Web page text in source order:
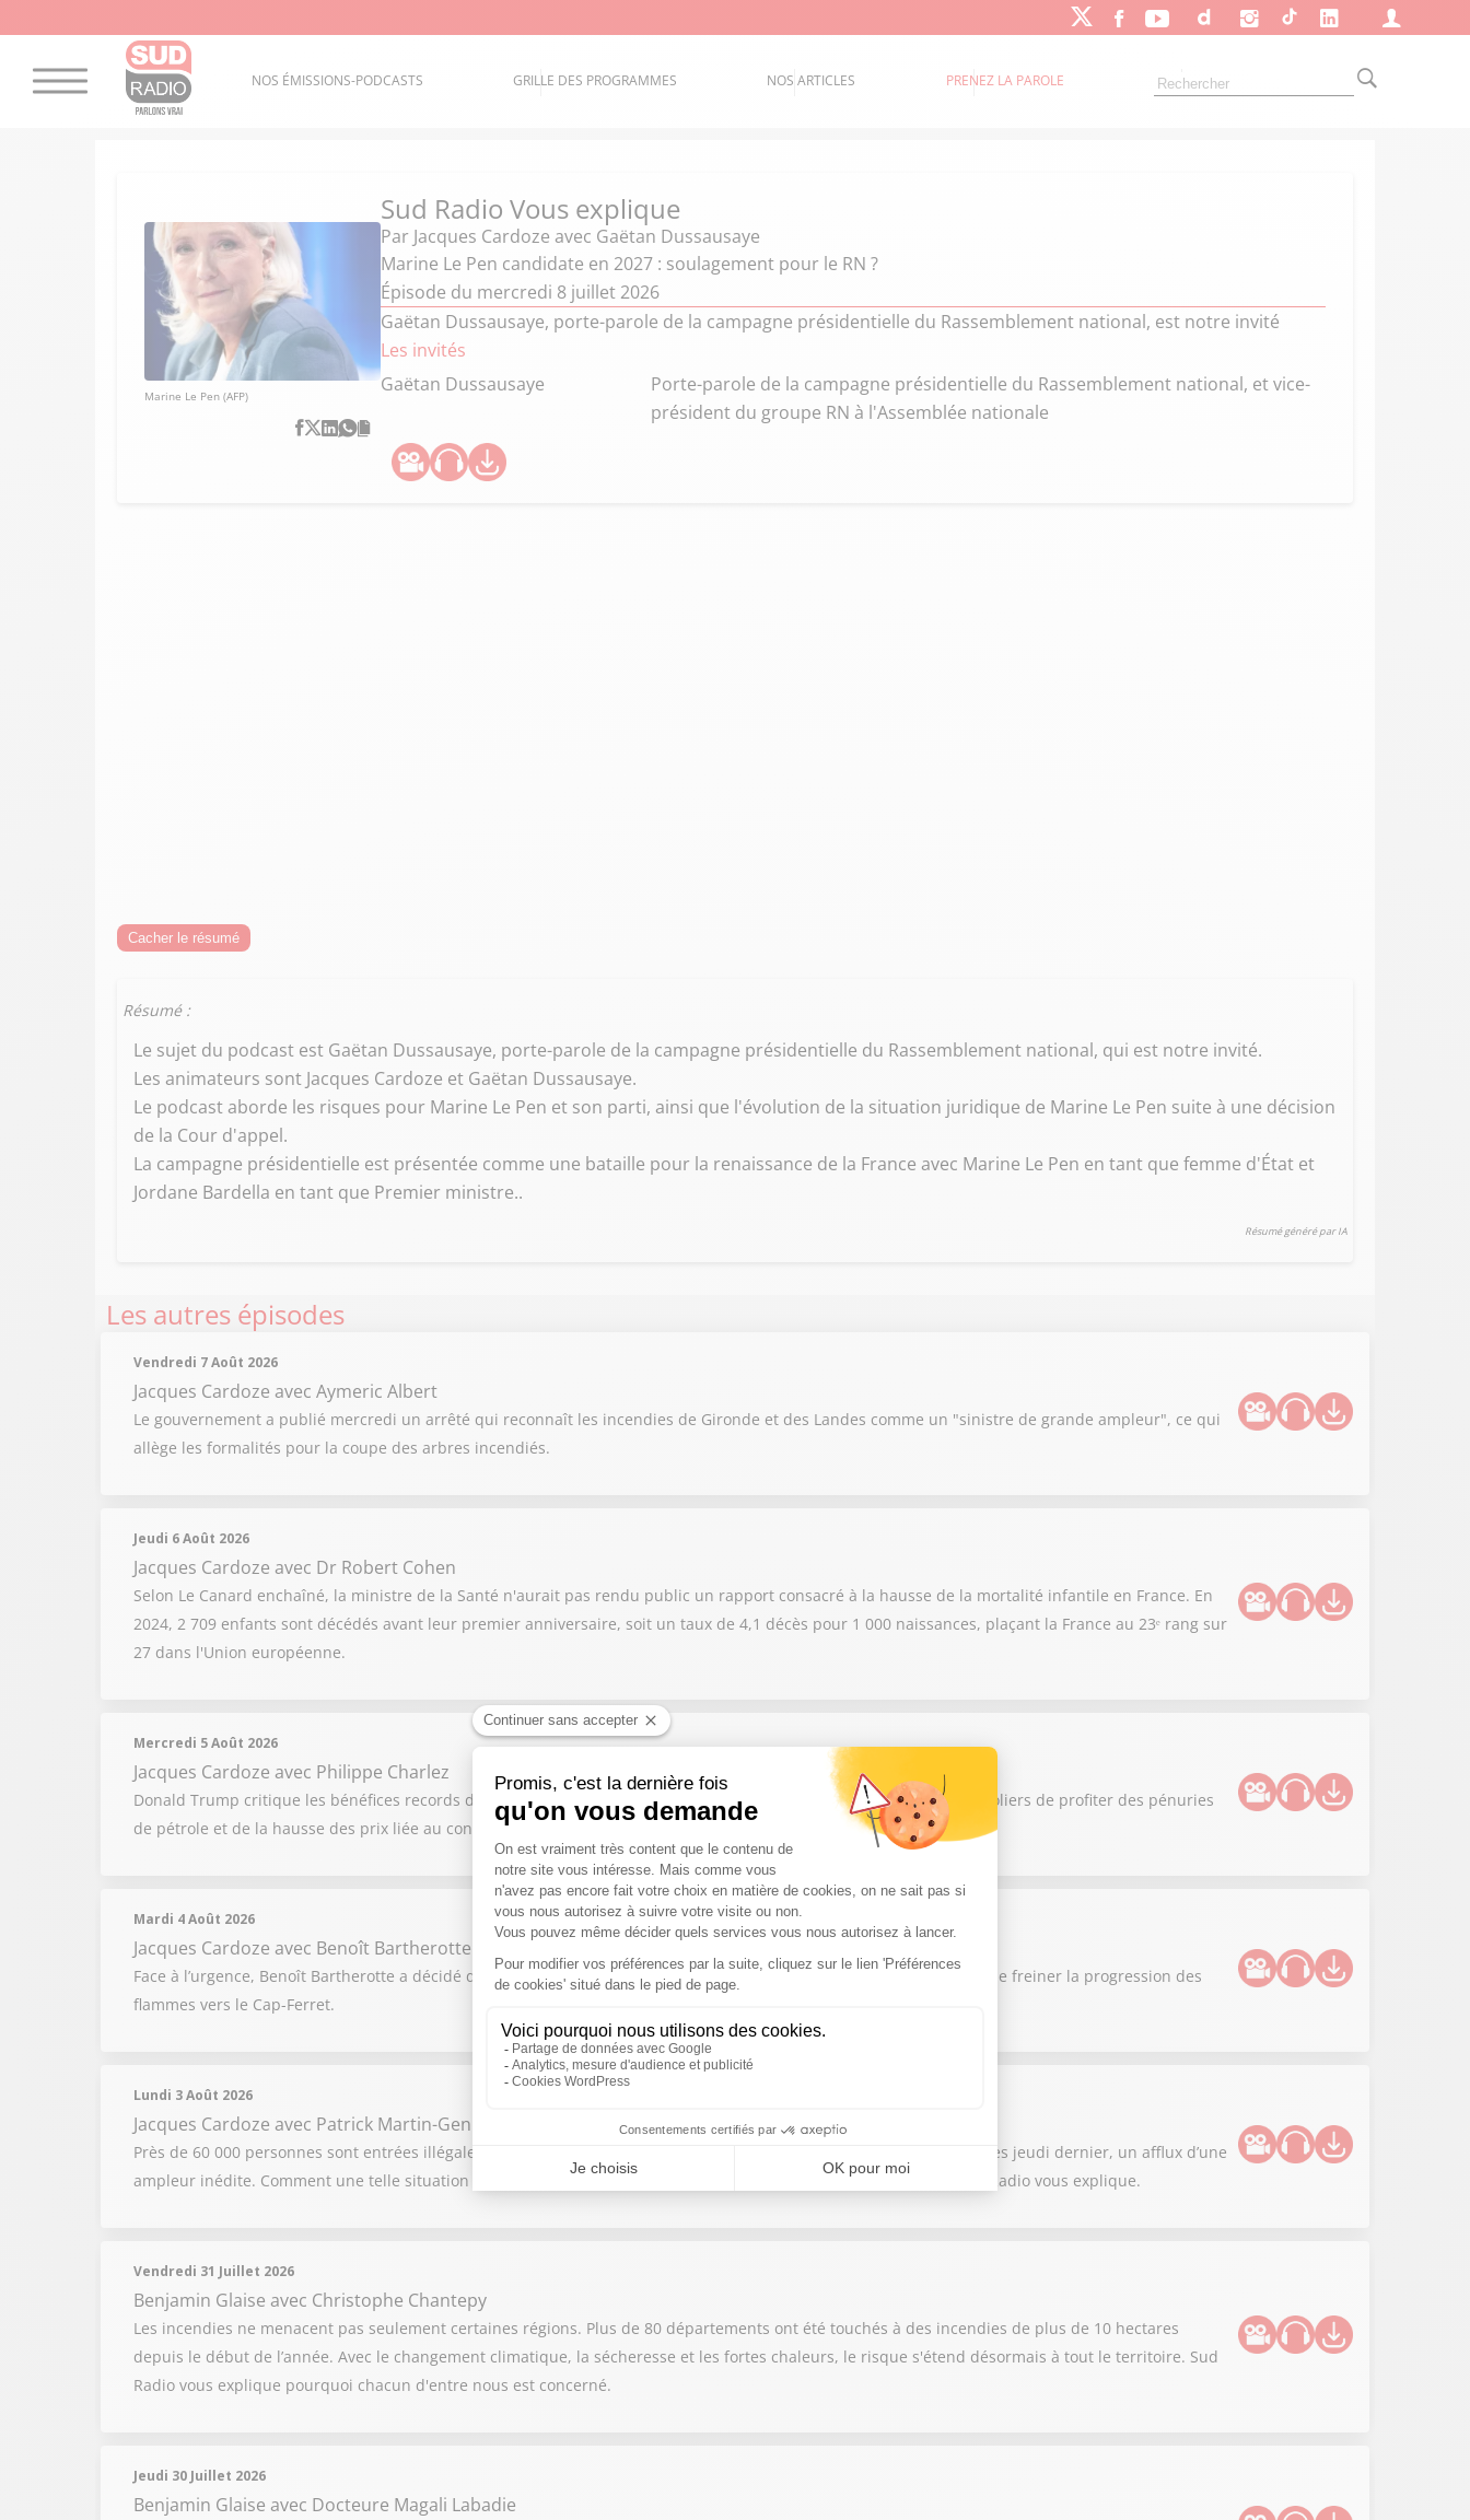
NOS ÉMISSIONS-PODCASTS GRILLE DES PROGRAMMES NOS ARTICLES PRENEZ LA PAROLE
Marine Le Pen (AFP)
Sud Radio Vous explique
Par Jacques Cardoze avec Gaëtan Dussausaye
Marine Le Pen candidate en 2027 : soulagement pour le RN ?
Épisode du mercredi 8 juillet 2026
Gaëtan Dussausaye, porte-parole de la campagne présidentielle du Rassemblement national, est notre invité
Les invités
Gaëtan Dussausaye
Porte-parole de la campagne présidentielle du Rassemblement national, et vice-
président du groupe RN à l'Assemblée nationale
Cacher le résumé
Résumé :
Le sujet du podcast est Gaëtan Dussausaye, porte-parole de la campagne présidentielle du Rassemblement national, qui est notre invité.
Les animateurs sont Jacques Cardoze et Gaëtan Dussausaye.
Le podcast aborde les risques pour Marine Le Pen et son parti, ainsi que l'évolution de la situation juridique de Marine Le Pen suite à une décision
de la Cour d'appel.
La campagne présidentielle est présentée comme une bataille pour la renaissance de la France avec Marine Le Pen en tant que femme d'État et
Jordane Bardella en tant que Premier ministre..
Résumé généré par IA
Les autres épisodes
Vendredi 7 Août 2026
Jacques Cardoze avec Aymeric Albert
Le gouvernement a publié mercredi un arrêté qui reconnaît les incendies de Gironde et des Landes comme un "sinistre de grande ampleur", ce qui
allège les formalités pour la coupe des arbres incendiés.
Jeudi 6 Août 2026
Jacques Cardoze avec Dr Robert Cohen
Selon Le Canard enchaîné, la ministre de la Santé n'aurait pas rendu public un rapport consacré à la hausse de la mortalité infantile en France. En
2024, 2 709 enfants sont décédés avant leur premier anniversaire, soit un taux de 4,1 décès pour 1 000 naissances, plaçant la France au 23ᵉ rang sur
27 dans l'Union européenne.
Mercredi 5 Août 2026
Jacques Cardoze avec Philippe Charlez
Donald Trump critique les bénéfices records d'ExxonMobil et Chevron, qu'il juge excessifs et accuse les groupes pétroliers de profiter des pénuries
de pétrole et de la hausse des prix liée au conflit au Moyen-Orient.
Mardi 4 Août 2026
Jacques Cardoze avec Benoît Bartherotte
Face à l’urgence, Benoît Bartherotte a décidé d’agir en mobilisant ses propres moyens et en coupant des arbres afin de freiner la progression des
flammes vers le Cap-Ferret.
Lundi 3 Août 2026
Jacques Cardoze avec Patrick Martin-Genier,
Près de 60 000 personnes sont entrées illégalement dans l’enclave espagnole de Ceuta en l’espace de quelques heures jeudi dernier, un afflux d’une
ampleur inédite. Comment une telle situation a-t-elle été possible ? Quelles pourraient être les conséquences ? Sud Radio vous explique.
Vendredi 31 Juillet 2026
Benjamin Glaise avec Christophe Chantepy
Les incendies ne menacent pas seulement certaines régions. Plus de 80 départements ont été touchés à des incendies de plus de 10 hectares
depuis le début de l’année. Avec le changement climatique, la sécheresse et les fortes chaleurs, le risque s'étend désormais à tout le territoire. Sud
Radio vous explique pourquoi chacun d'entre nous est concerné.
Jeudi 30 Juillet 2026
Benjamin Glaise avec Docteure Magali Labadie